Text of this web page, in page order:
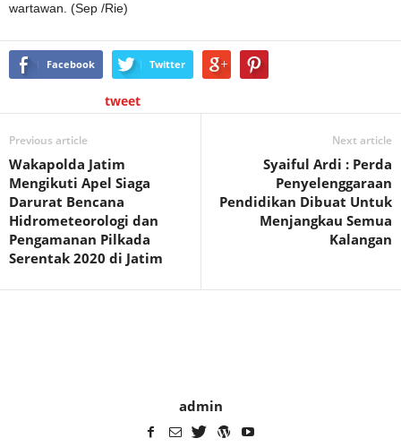
wartawan. (Sep /Rie)
Facebook Twitter
tweet
Previous article
Wakapolda Jatim
Mengikuti Apel Siaga
Darurat Bencana
Hidrometeorologi dan
Pengamanan Pilkada
Serentak 2020 di Jatim
Next article
Syaiful Ardi : Perda
Penyelenggaraan
Pendidikan Dibuat Untuk
Menjangkau Semua
Kalangan
admin